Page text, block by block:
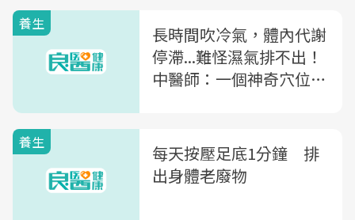
養生
長時間吹冷氣，體內代謝
停滯...難怪濕氣排不出！
中醫師：一個神奇穴位，
養生
每天按壓足底1分鐘 排
出身體老廢物